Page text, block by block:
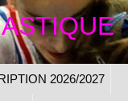
2026/2027